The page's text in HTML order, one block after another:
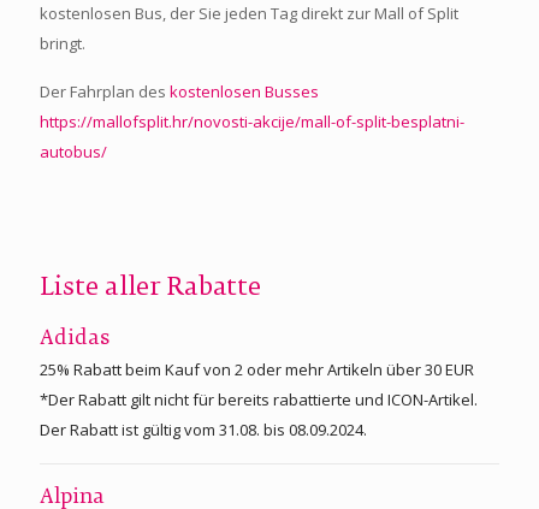
kostenlosen Bus, der Sie jeden Tag direkt zur Mall of Split
bringt.
Der Fahrplan des kostenlosen Busses
https://mallofsplit.hr/novosti-akcije/mall-of-split-besplatni-
autobus/
Liste aller Rabatte
Adidas
25% Rabatt beim Kauf von 2 oder mehr Artikeln über 30 EUR
*Der Rabatt gilt nicht für bereits rabattierte und ICON-Artikel.
Der Rabatt ist gültig vom 31.08. bis 08.09.2024.
Alpina